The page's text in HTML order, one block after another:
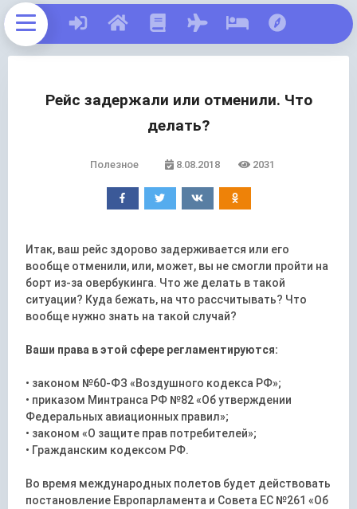
Рейс задержали или отменили. Что
делать?
Полезное 8.08.2018 2031
Итак, ваш рейс здорово задерживается или его
вообще отменили, или, может, вы не смогли пройти на
борт из-за овербукинга. Что же делать в такой
ситуации? Куда бежать, на что рассчитывать? Что
вообще нужно знать на такой случай?
Ваши права в этой сфере регламентируются:
• законом №60-ФЗ «Воздушного кодекса РФ»;
• приказом Минтранса РФ №82 «Об утверждении
Федеральных авиационных правил»;
• законом «О защите прав потребителей»;
• Гражданским кодексом РФ.
Во время международных полетов будет действовать
постановление Европарламента и Совета ЕС №261 «Об